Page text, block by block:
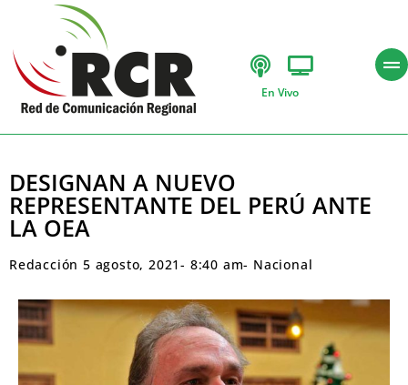
En Vivo
DESIGNAN A NUEVO
REPRESENTANTE DEL PERÚ ANTE
LA OEA
Redacción 5 agosto, 2021- 8:40 am- Nacional